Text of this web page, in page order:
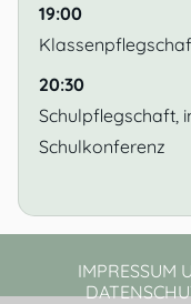
19:00
20:30
Schulpflegschaft,
Schulkonferenz
IMPRESSUM